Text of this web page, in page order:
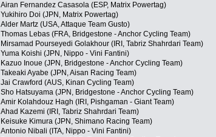
Airan Fernandez Casasola (ESP, Matrix Powertag)
Yukihiro Doi (JPN, Matrix Powertag)
Alder Martz (USA, Attaque Team Gusto)
Thomas Lebas (FRA, Bridgestone - Anchor Cycling Team)
Mirsamad Pourseyedi Golakhour (IRI, Tabriz Shahrdari Team)
Yuma Koishi (JPN, Nippo - Vini Fantini)
Kazuo Inoue (JPN, Bridgestone - Anchor Cycling Team)
Takeaki Ayabe (JPN, Aisan Racing Team)
Jai Crawford (AUS, Kinan Cycling Team)
Sho Hatsuyama (JPN, Bridgestone - Anchor Cycling Team)
Amir Kolahdouz Hagh (IRI, Pishgaman - Giant Team)
Ahad Kazemi (IRI, Tabriz Shahrdari Team)
Keisuke Kimura (JPN, Shimano Racing Team)
Antonio Nibali (ITA, Nippo - Vini Fantini)